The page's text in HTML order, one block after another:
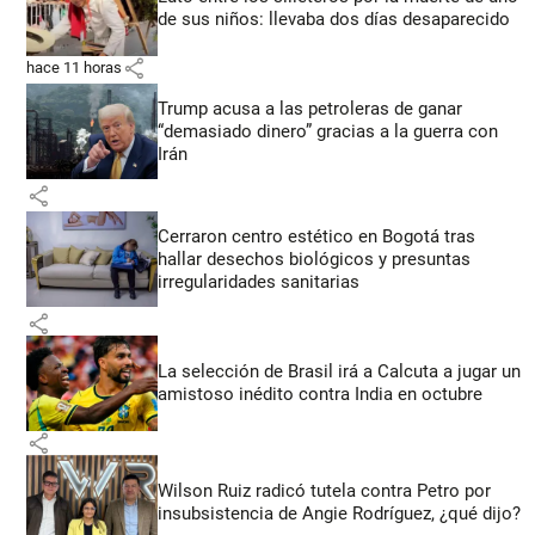
de sus niños: llevaba dos días desaparecido
hace 11 horas share
Trump acusa a las petroleras de ganar
“demasiado dinero” gracias a la guerra con
Irán
share
Cerraron centro estético en Bogotá tras
hallar desechos biológicos y presuntas
irregularidades sanitarias
share
La selección de Brasil irá a Calcuta a jugar un
amistoso inédito contra India en octubre
share
Wilson Ruiz radicó tutela contra Petro por
insubsistencia de Angie Rodríguez, ¿qué dijo?